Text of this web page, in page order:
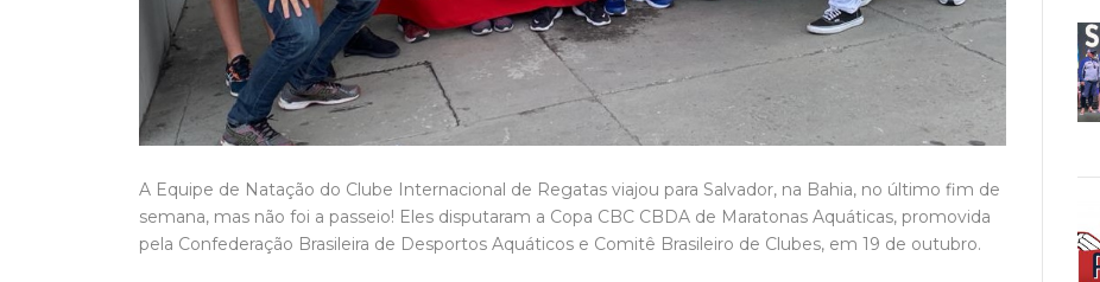
A Equipe de Natação do Clube Internacional de Regatas viajou para Salvador, na Bahia, no último fim de
semana, mas não foi a passeio! Eles disputaram a Copa CBC CBDA de Maratonas Aquáticas, promovida
pela Confederação Brasileira de Desportos Aquáticos e Comitê Brasileiro de Clubes, em 19 de outubro.